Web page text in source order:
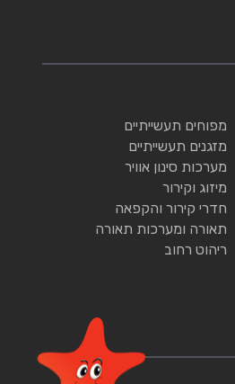
מפוחים תעשייתיים
מזגנים תעשייתיים
מערכות סינון אוויר
מיזוג וקירור
חדרי קירור והקפאה
תאורה ומערכות תאורה
ריהוט רחוב